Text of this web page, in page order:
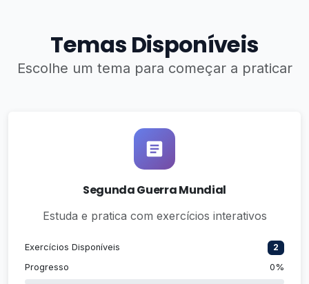
Temas Disponíveis
Escolhe um tema para começar a praticar
Segunda Guerra Mundial
Estuda e pratica com exercícios interativos
Exercícios Disponíveis
2
Progresso
0%